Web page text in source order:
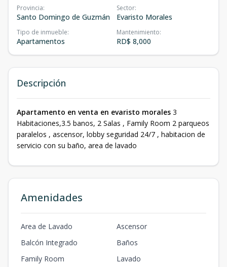
Provincia:
Santo Domingo de Guzmán
Sector:
Evaristo Morales
Tipo de inmueble:
Apartamentos
Mantenimiento:
RD$ 8,000
Descripción
Apartamento en venta en evaristo morales 3
Habitaciones,3.5 banos, 2 Salas , Family Room 2 parqueos
paralelos , ascensor, lobby seguridad 24/7 , habitacion de
servicio con su baño, area de lavado
Amenidades
Area de Lavado
Ascensor
Balcón Integrado
Baños
Family Room
Lavado